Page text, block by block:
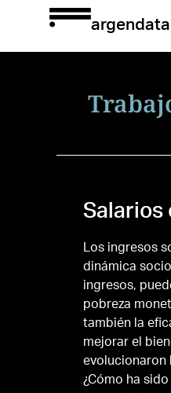
Salarios
Los ingresos
dinámica
ingresos,
pobreza
también la
mejorar el
evolucionaron
¿Cómo ha